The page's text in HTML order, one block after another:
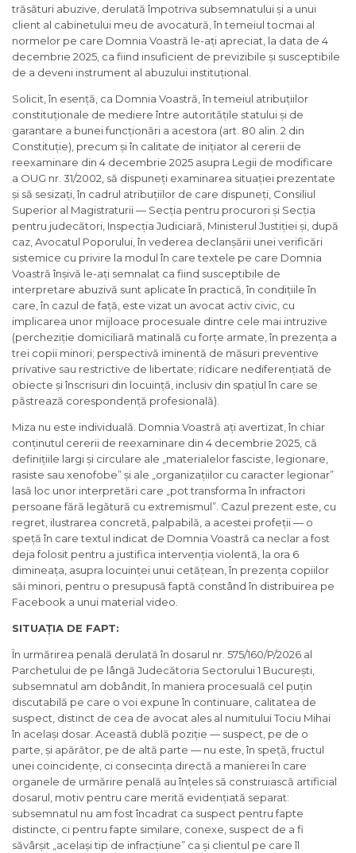
trăsături abuzive, derulată împotriva subsemnatului și a unui
client al cabinetului meu de avocatură, în temeiul tocmai al
normelor pe care Domnia Voastră le-ați apreciat, la data de 4
decembrie 2025, ca fiind insuficient de previzibile și susceptibile
de a deveni instrument al abuzului instituțional.
Solicit, în esență, ca Domnia Voastră, în temeiul atribuțiilor
constituționale de mediere între autoritățile statului și de
garantare a bunei funcționări a acestora (art. 80 alin. 2 din
Constituție), precum și în calitate de inițiator al cererii de
reexaminare din 4 decembrie 2025 asupra Legii de modificare
a OUG nr. 31/2002, să dispuneți examinarea situației prezentate
și să sesizați, în cadrul atribuțiilor de care dispuneți, Consiliul
Superior al Magistraturii — Secția pentru procurori și Secția
pentru judecători, Inspecția Judiciară, Ministerul Justiției și, după
caz, Avocatul Poporului, în vederea declanșării unei verificări
sistemice cu privire la modul în care textele pe care Domnia
Voastră înșivă le-ați semnalat ca fiind susceptibile de
interpretare abuzivă sunt aplicate în practică, în condițiile în
care, în cazul de față, este vizat un avocat activ civic, cu
implicarea unor mijloace procesuale dintre cele mai intruzive
(percheziție domiciliară matinală cu forțe armate, în prezența a
trei copii minori; perspectivă iminentă de măsuri preventive
privative sau restrictive de libertate; ridicare nediferențiată de
obiecte și înscrisuri din locuință, inclusiv din spațiul în care se
păstrează corespondență profesională).
Miza nu este individuală. Domnia Voastră ați avertizat, în chiar
conținutul cererii de reexaminare din 4 decembrie 2025, că
definițiile largi și circulare ale „materialelor fasciste, legionare,
rasiste sau xenofobe” și ale „organizațiilor cu caracter legionar”
lasă loc unor interpretări care „pot transforma în infractori
persoane fără legătură cu extremismul”. Cazul prezent este, cu
regret, ilustrarea concretă, palpabilă, a acestei profeții — o
speță în care textul indicat de Domnia Voastră ca neclar a fost
deja folosit pentru a justifica intervenția violentă, la ora 6
dimineața, asupra locuinței unui cetățean, în prezența copiilor
săi minori, pentru o presupusă faptă constând în distribuirea pe
Facebook a unui material video.
SITUAȚIA DE FAPT:
În urmărirea penală derulată în dosarul nr. 575/160/P/2026 al
Parchetului de pe lângă Judecătoria Sectorului 1 București,
subsemnatul am dobândit, în maniera procesuală cel puțin
discutabilă pe care o voi expune în continuare, calitatea de
suspect, distinct de cea de avocat ales al numitului Tociu Mihai
în același dosar. Această dublă poziție — suspect, pe de o
parte, și apărător, pe de altă parte — nu este, în speță, fructul
unei coincidențe, ci consecința directă a manierei în care
organele de urmărire penală au înțeles să construiască artificial
dosarul, motiv pentru care merită evidențiată separat:
subsemnatul nu am fost încadrat ca suspect pentru fapte
distincte, ci pentru fapte similare, conexe, suspect de a fi
săvârșit „același tip de infracțiune” ca și clientul pe care îl